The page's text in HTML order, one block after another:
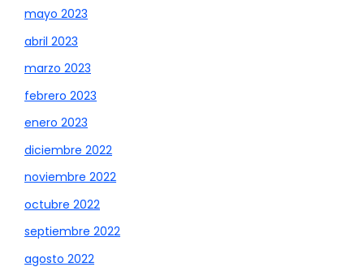
mayo 2023
abril 2023
marzo 2023
febrero 2023
enero 2023
diciembre 2022
noviembre 2022
octubre 2022
septiembre 2022
agosto 2022